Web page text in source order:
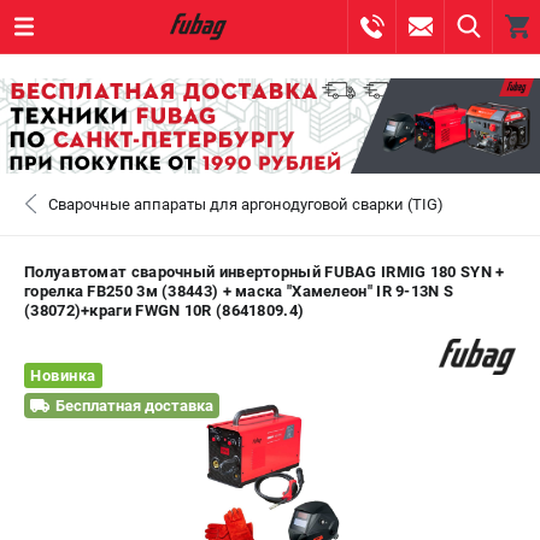
ВХОД ИЛИ РЕГИСТРАЦИЯ
ЗАКАЗАТЬ ЗАПЧАСТЬ
+7 (8112) 59-10-67 - ЗАКАЗ ЗАПЧАСТЕЙ
+7 (812) 317-60-57 - ЗАКАЗ ИЗДЕЛИЙ
САНКТ-ПЕТЕРБУРГ
0 ₽
Сварочные аппараты для аргонодуговой сварки (TIG)
Полуавтомат сварочный инверторный FUBAG IRMIG 180 SYN +
горелка FB250 3м (38443) + маска "Хамелеон" IR 9-13N S
(38072)+краги FWGN 10R (8641809.4)
Новинка
Бесплатная доставка